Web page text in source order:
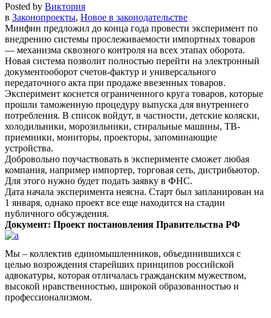
Posted by Виктория
в Законопроекты, Новое в законодательстве
Минфин предложил до конца года провести эксперимент по
внедрению системы прослеживаемости импортных товаров
— механизма сквозного контроля на всех этапах оборота.
Новая система позволит полностью перейти на электронный
документооборот счетов-фактур и универсального
передаточного акта при продаже ввезенных товаров.
Эксперимент коснется ограниченного круга товаров, которые
прошли таможенную процедуру выпуска для внутреннего
потребления. В список войдут, в частности, детские коляски,
холодильники, морозильники, стиральные машины, ТВ-
приемники, мониторы, проекторы, запоминающие
устройства.
Добровольно поучаствовать в эксперименте сможет любая
компания, например импортер, торговая сеть, дистрибьютор.
Для этого нужно будет подать заявку в ФНС.
Дата начала эксперимента неясна. Старт был запланирован на
1 января, однако проект все еще находится на стадии
публичного обсуждения.
Документ: Проект постановления Правительства РФ
Мы – коллектив единомышленников, объединившихся с
целью возрождения старейших принципов российской
адвокатуры, которая отличалась гражданским мужеством,
высокой нравственностью, широкой образованностью и
профессионализмом.